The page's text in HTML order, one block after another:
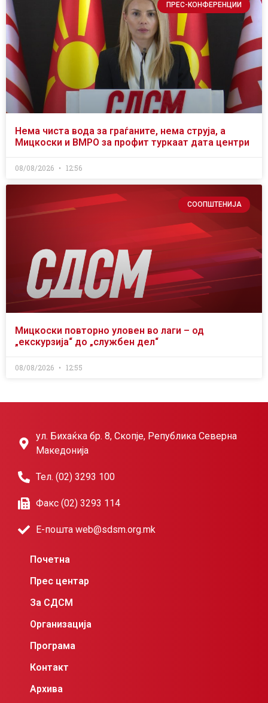
ПРЕС-КОНФЕРЕНЦИИ
Нема чиста вода за граѓаните, нема струја, а
Мицкоски и ВМРО за профит туркаат дата центри
08/08/2026 12:56
СООПШТЕНИЈА
Мицкоски повторно уловен во лаги – од
„екскурзија“ до „службен дел“
08/08/2026 12:55
ул. Бихаќка бр. 8, Скопје, Република Северна
Македонија
Тел. (02) 3293 100
Факс (02) 3293 114
Е-пошта web@sdsm.org.mk
Почетна
Прес центар
За СДСМ
Организација
Програма
Контакт
Архива